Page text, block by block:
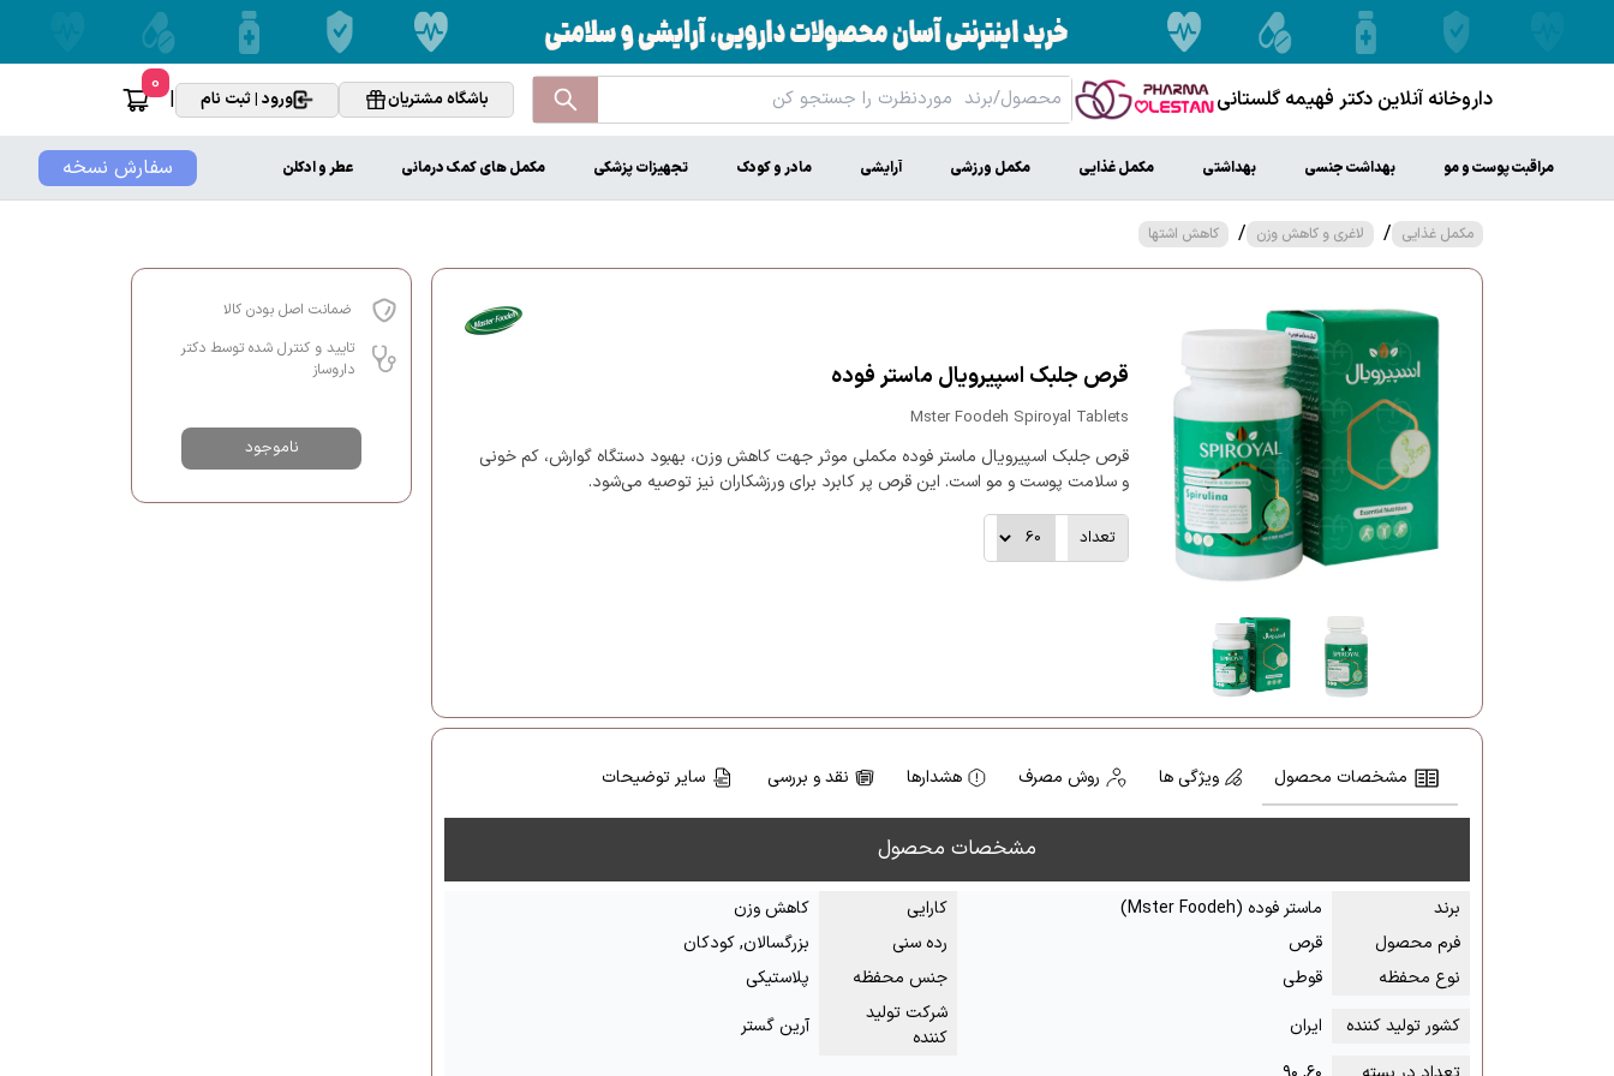
داروخانه آنلاین دکتر فهیمه گلستانی باشگاه مشتریان ورود | ثبت نام |
0
سفارش نسخه مراقبت پوست و مو بهداشت جنسی بهداشتی مکمل غذایی مکمل ورزشی آرایشی مادر و کودک تجهیزات پزشکی مکمل های کمک درمانی عطر و ادکلن
مکمل غذایی / لاغری و کاهش وزن / کاهش اشتها
قرص جلبک اسپیرویال ماستر فوده
Mster Foodeh Spiroyal Tablets
قرص جلبک اسپیرویال ماستر فوده مکملی موثر جهت کاهش وزن، بهبود دستگاه گوارش، کم خونی
و سلامت پوست و مو است. این قرص پر کابرد برای ورزشکاران نیز توصیه می‌شود.
تعداد
مشخصات محصول ویژگی ها روش مصرف هشدارها نقد و بررسی سایر توضیحات
مشخصات محصول
برند ماستر فوده (Mster Foodeh) کارایی
کاهش وزن
فرم محصول
قرص رده سنی
بزرگسالان, کودکان
نوع محفظه
قوطی جنس محفظه
پلاستیکی
کشور تولید کننده
ایران
شرکت تولید
کننده
آرین گستر
ضمانت اصل بودن کالا
تایید و کنترل شده توسط دکتر
داروساز
ناموجود